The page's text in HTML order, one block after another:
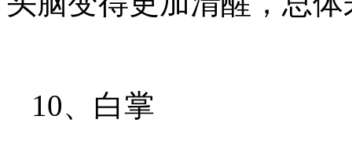
10、白掌